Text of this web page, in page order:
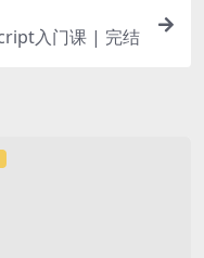
入门课 | 完结